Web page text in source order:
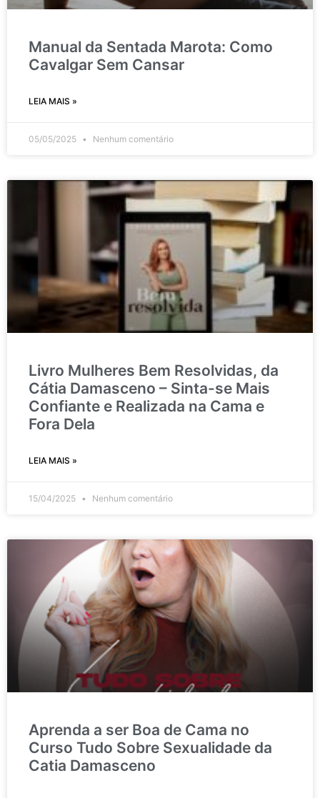
Manual da Sentada Marota: Como
Cavalgar Sem Cansar
LEIA MAIS »
05/05/2025 Nenhum comentário
Livro Mulheres Bem Resolvidas, da
Cátia Damasceno – Sinta-se Mais
Confiante e Realizada na Cama e
Fora Dela
LEIA MAIS »
15/04/2025 Nenhum comentário
Aprenda a ser Boa de Cama no
Curso Tudo Sobre Sexualidade da
Catia Damasceno